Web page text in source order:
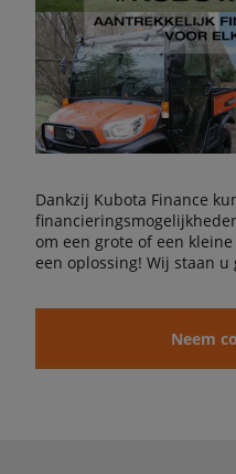
Dankzij Kubota Finance
om een grote of een
een oplossing! Wij staan u
Neem